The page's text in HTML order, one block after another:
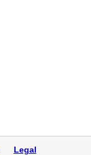
Legal